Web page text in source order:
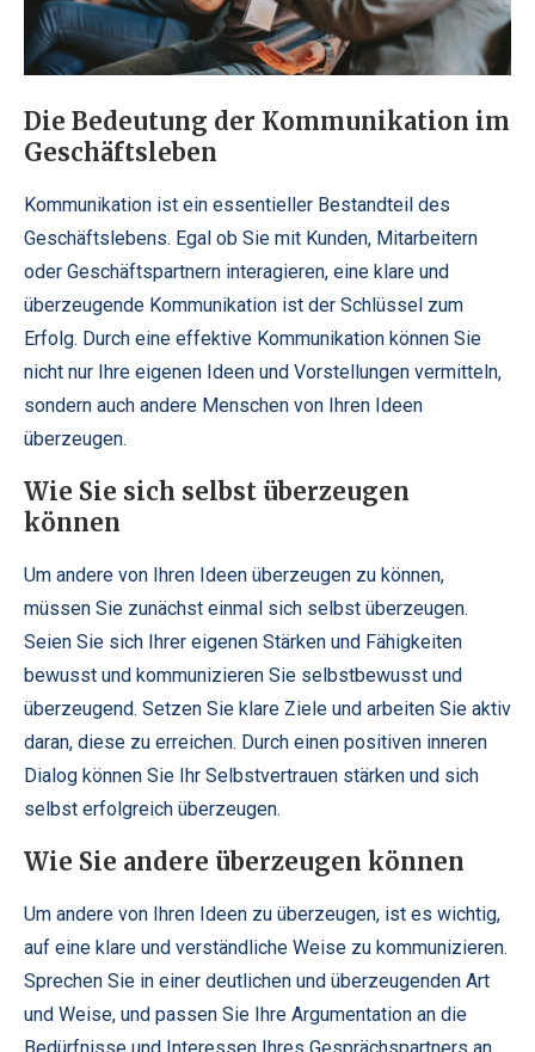
Die Bedeutung der Kommunikation im
Geschäftsleben
Kommunikation ist ein essentieller Bestandteil des
Geschäftslebens. Egal ob Sie mit Kunden, Mitarbeitern
oder Geschäftspartnern interagieren, eine klare und
überzeugende Kommunikation ist der Schlüssel zum
Erfolg. Durch eine effektive Kommunikation können Sie
nicht nur Ihre eigenen Ideen und Vorstellungen vermitteln,
sondern auch andere Menschen von Ihren Ideen
überzeugen.
Wie Sie sich selbst überzeugen
können
Um andere von Ihren Ideen überzeugen zu können,
müssen Sie zunächst einmal sich selbst überzeugen.
Seien Sie sich Ihrer eigenen Stärken und Fähigkeiten
bewusst und kommunizieren Sie selbstbewusst und
überzeugend. Setzen Sie klare Ziele und arbeiten Sie aktiv
daran, diese zu erreichen. Durch einen positiven inneren
Dialog können Sie Ihr Selbstvertrauen stärken und sich
selbst erfolgreich überzeugen.
Wie Sie andere überzeugen können
Um andere von Ihren Ideen zu überzeugen, ist es wichtig,
auf eine klare und verständliche Weise zu kommunizieren.
Sprechen Sie in einer deutlichen und überzeugenden Art
und Weise, und passen Sie Ihre Argumentation an die